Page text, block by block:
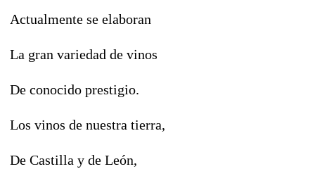
Actualmente se elaboran
La gran variedad de vinos
De conocido prestigio.
Los vinos de nuestra tierra,
De Castilla y de León,